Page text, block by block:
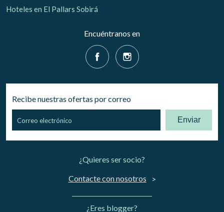
Hoteles en El Pallars Sobirá
Encuéntranos en
Recibe nuestras ofertas por correo
Enviar
¿Quieres ser socio?
Contacte con nosotros
¿Eres blogger?